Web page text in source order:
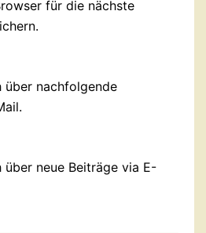
für die nächste
über nachfolgende
über neue Beiträge via E-